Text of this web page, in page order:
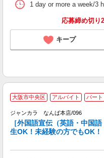
1 day or more a week/
応募締め切り
キープ
大阪市中央区 アルバイト パート
ジャンカラ なんば本店/096
［外国語宣伝（英語・中国
生OK！未経験の方でもOK！